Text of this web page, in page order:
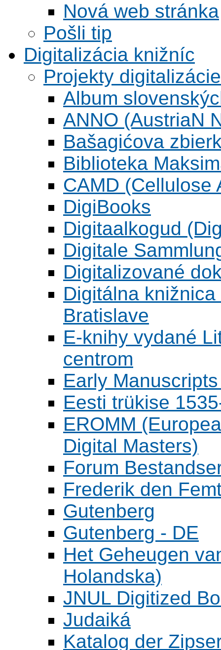
Nová web stránka
Pošli tip
Digitalizácia knižníc
Projekty digitalizácie
Album
ANNO (AustriaN
Bašagićova
Biblioteka
CAMD (Cellulose
DigiBooks
Digitaalkogud
Digitale
Digitalizované
Digitálna
Bratislave
E-knihy vydané
centrom
Early
Eesti trükise
EROMM
Digital Masters)
Forum
Frederik den
Gutenberg
Gutenberg - DE
Het Geheugen
Holandska)
JNUL Digitized
Judaiká
Katalog der